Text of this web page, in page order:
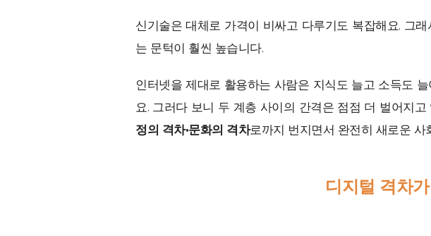
신기술은 대체로 가격이 비싸고 다루기도 복잡해요. 그
는 문턱이 훨씬 높습니다.
인터넷을 제대로 활용하는 사람은 지식도 늘고 소득도
요. 그러다 보니 두 계층 사이의 간격은 점점 더 벌어지
정의 격차·문화의 격차로까지 번지면서 완전히 새로운
디지털 격차